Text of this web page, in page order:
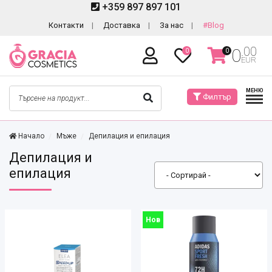
+359 897 897 101
Контакти Доставка За нас #Blog
0 0 0.00
EUR
Филтър
МЕНЮ
Начало Мъже Депилация и епилация
Депилация и
епилация
Нов